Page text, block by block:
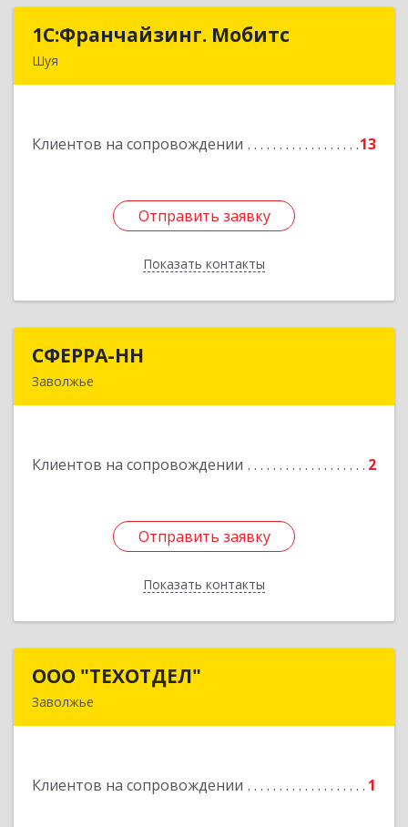
1С:Франчайзинг. Мобитс
Шуя
Клиентов на сопровождении 13
Отправить заявку
Показать контакты
1С:Франчайзинг. Мобитс
Отправить заявку
Назад
СФЕРРА-НН
Заволжье
Клиентов на сопровождении 2
Отправить заявку
Показать контакты
Отправить заявку
Назад
ООО "ТЕХОТДЕЛ"
Заволжье
Клиентов на сопровождении 1